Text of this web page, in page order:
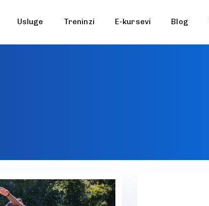
Usluge Treninzi E-kursevi Blog